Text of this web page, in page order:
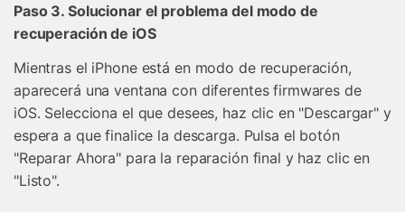
Paso 3. Solucionar el problema del modo de
recuperación de iOS
Mientras el iPhone está en modo de recuperación,
aparecerá una ventana con diferentes firmwares de
iOS. Selecciona el que desees, haz clic en "Descargar" y
espera a que finalice la descarga. Pulsa el botón
"Reparar Ahora" para la reparación final y haz clic en
"Listo".